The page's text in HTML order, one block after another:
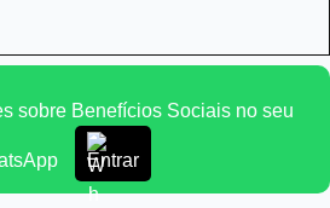
sobre Benefícios Sociais no seu
Entrar